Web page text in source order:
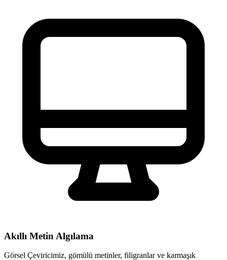
Akıllı Metin Algılama
Görsel Çeviricimiz, gömülü metinler, filigranlar ve karmaşık